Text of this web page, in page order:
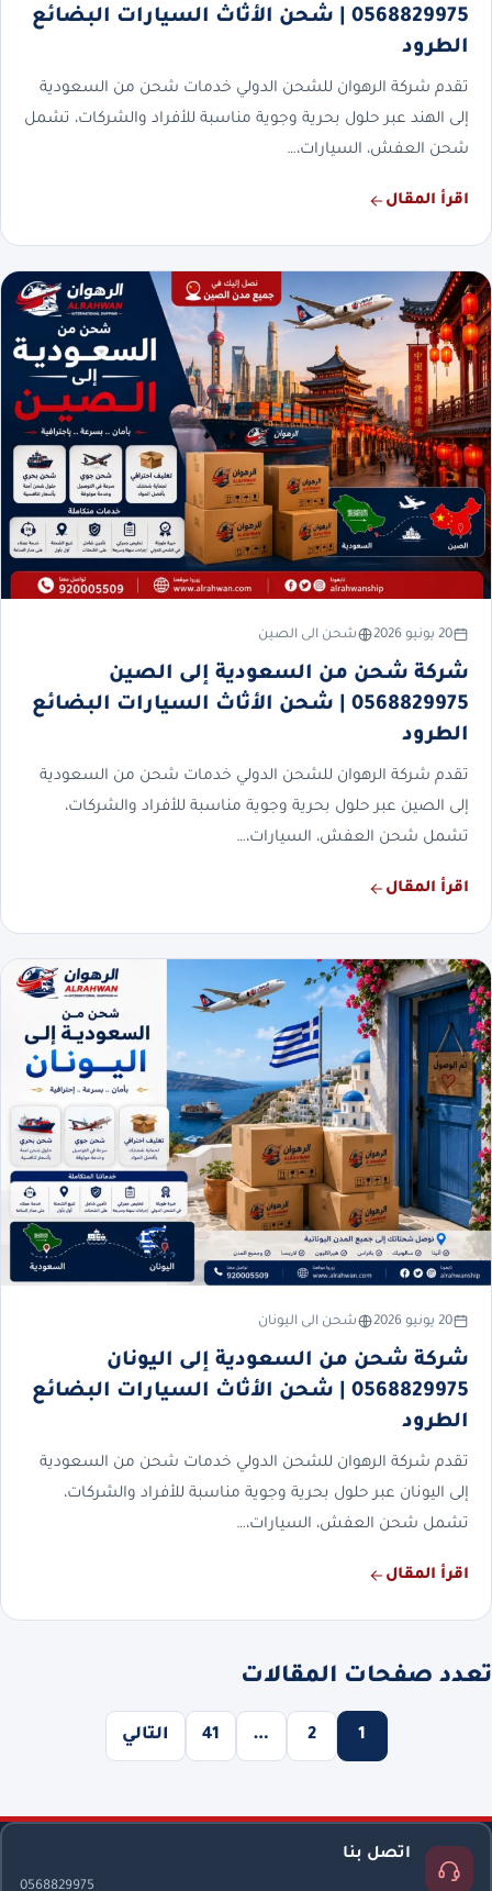
0568829975 | شحن الأثاث السيارات البضائع
الطرود
تقدم شركة الرهوان للشحن الدولي خدمات شحن من السعودية
إلى الهند عبر حلول بحرية وجوية مناسبة للأفراد والشركات، تشمل
شحن العفش، السيارات،…
اقرأ المقال
20 يونيو 2026 شحن الى الصين
شركة شحن من السعودية إلى الصين
0568829975 | شحن الأثاث السيارات البضائع
الطرود
تقدم شركة الرهوان للشحن الدولي خدمات شحن من السعودية
إلى الصين عبر حلول بحرية وجوية مناسبة للأفراد والشركات،
تشمل شحن العفش، السيارات،…
اقرأ المقال
20 يونيو 2026 شحن الى اليونان
شركة شحن من السعودية إلى اليونان
0568829975 | شحن الأثاث السيارات البضائع
الطرود
تقدم شركة الرهوان للشحن الدولي خدمات شحن من السعودية
إلى اليونان عبر حلول بحرية وجوية مناسبة للأفراد والشركات،
تشمل شحن العفش، السيارات،…
اقرأ المقال
تعدد صفحات المقالات
1
2
…
41 التالي
اتصل بنا
0568829975